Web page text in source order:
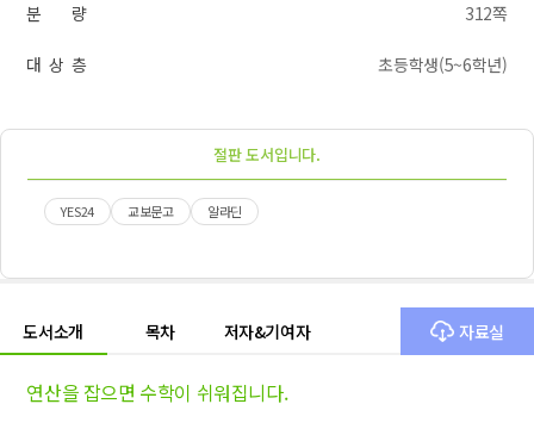
분 량 312쪽
대 상 층 초등학생(5~6학년)
절판 도서입니다.
YES24 교보문고 알라딘
도서소개 목차 저자&기여자 자료실
연산을 잡으면 수학이 쉬워집니다.